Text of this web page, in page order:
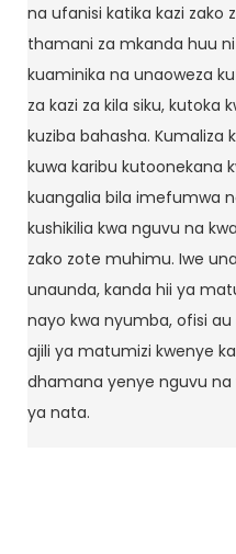
na ufanisi katika kazi zako
thamani za mkanda huu
kuaminika na unaoweza
za kazi za kila siku, kutoka
kuziba bahasha. Kumaliza
kuwa karibu kutoonekana
kuangalia bila imefumwa
kushikilia kwa nguvu na
zako zote muhimu. Iwe
unaunda, kanda hii ya
nayo kwa nyumba, ofisi
ajili ya matumizi kwenye
dhamana yenye nguvu
ya nata.